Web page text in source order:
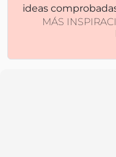
ideas
MÁS